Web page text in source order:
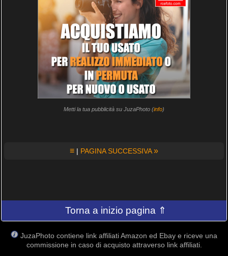
Metti la tua pubblicità su JuzaPhoto (info)
≡ | PAGINA SUCCESSIVA»
Torna a inizio pagina ⇑
JuzaPhoto contiene link affiliati Amazon ed Ebay e riceve una
commissione in caso di acquisto attraverso link affiliati.